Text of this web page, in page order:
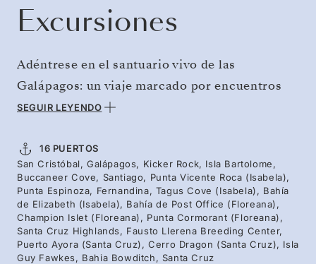
Excursiones
Adéntrese en el santuario vivo de las
Galápagos: un viaje marcado por encuentros
extraordinarios y descubrimientos
ecosistemas fascinantes, desde arrecifes
volcánicos donde las tortugas marinas planean
bajo el agua, hasta costas rocosas donde los
pingüinos surcan las olas, y profundos canales
donde los delfines nadan entre una abundante
vida submarina. Camine por Bartolomé para
SEGUIR LEYENDO
16 PUERTOS
San Cristóbal, Galápagos, Kicker Rock, Isla Bartolome,
Buccaneer Cove, Santiago, Punta Vicente Roca (Isabela),
Punta Espinoza, Fernandina, Tagus Cove (Isabela), Bahía
de Elizabeth (Isabela), Bahía de Post Office (Floreana),
Champion Islet (Floreana), Punta Cormorant (Floreana),
Santa Cruz Highlands, Fausto Llerena Breeding Center,
Puerto Ayora (Santa Cruz), Cerro Dragon (Santa Cruz), Isla
Guy Fawkes, Bahia Bowditch, Santa Cruz